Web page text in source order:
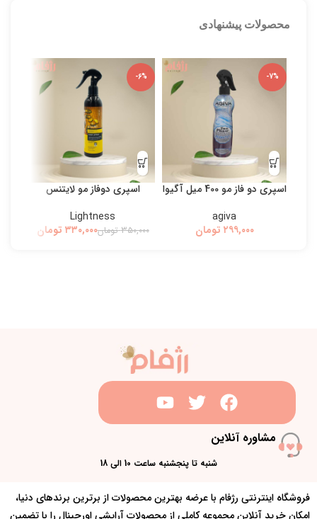
محصولات پیشنهادی
-7%
اسپری دو فاز مو 400 میل آگیوا
agiva
تومان
-6%
اسپری دوفاز مو لایتنس
Lightness
۳۵۰,۰۰۰ تومان۳۳۰,۰۰۰ تومان
مشاوره آنلاین
شنبه تا پنجشنبه ساعت 10 الی 18
فروشگاه اینترنتی رژفام با عرضه بهترین محصولات از برترین برندهای دنیا،
امکان خرید آنلاین مجموعه کاملی از محصولات آرایشی اورجینال را با تضمین